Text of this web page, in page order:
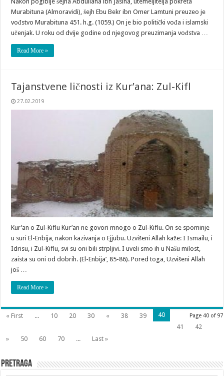
Murabituna (Almoravidi), šejh Ebu Bekr ibn Omer Lamtuni preuzeo je
vođstvo Murabituna 451. h.g. (1059.) On je bio politički vođa i islamski
učenjak. U roku od dvije godine od njegovog preuzimanja vođstva …
Read More »
Tajanstvene ličnosti iz Kur’ana: Zul-Kifl
27.02.2019
Kur’an o Zul-Kiflu Kur’an ne govori mnogo o Zul-Kiflu. On se spominje
u suri El-Enbija, nakon kazivanja o Ejjubu. Uzvišeni Allah kaže: I Ismailu, i
Idrisu, i Zul-Kiflu, svi su oni bili strpljivi. I uveli smo ih u Našu milost,
zaista su oni od dobrih. (El-Enbija’, 85-86). Pored toga, Uzvišeni Allah
još …
Read More »
Page 40 of 97
« First ... 10 20 30 « 38 39
40
41
42
»
50 60 70 ... Last »
Pretraga